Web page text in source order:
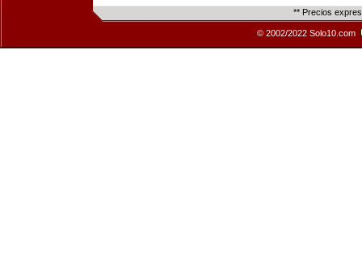
** Precios
© 2002/2022 Solo10.com